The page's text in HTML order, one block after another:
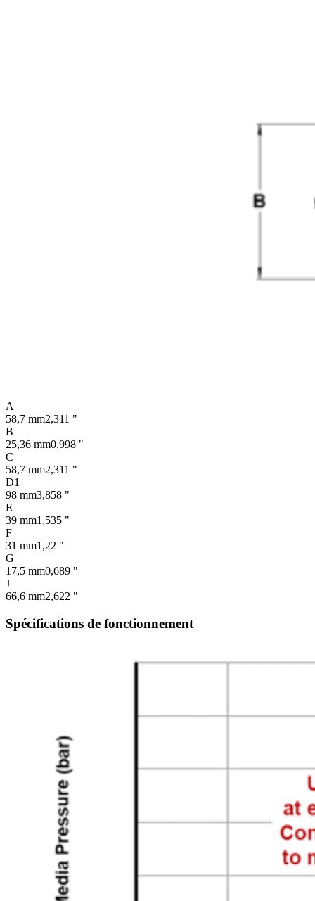
A
58,7 mm2,311 "
B
25,36 mm0,998 "
C
58,7 mm2,311 "
D1
98 mm3,858 "
E
39 mm1,535 "
F
31 mm1,22 "
G
17,5 mm0,689 "
J
66,6 mm2,622 "
Spécifications de fonctionnement